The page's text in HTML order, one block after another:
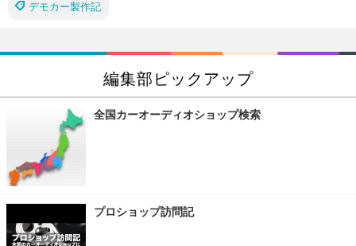
デモカー製作記
編集部ピックアップ
全国カーオーディオショップ検索
プロショップ訪問記